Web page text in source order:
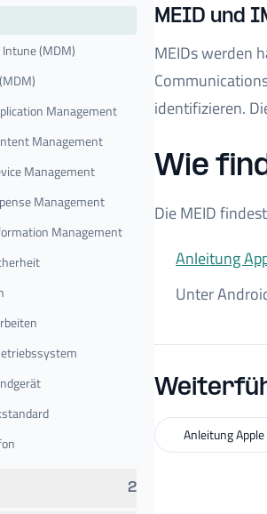
(MDM)
Management
Management
Management
Management
Management
2
MEID und
MEIDs werden
identifizieren.
Wie
Die MEID
Anleitung
Unter
Anleitung Apple